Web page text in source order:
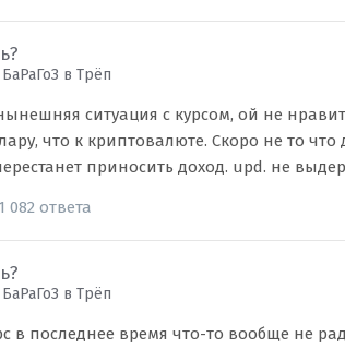
вТрёп
ситуация с курсом, ой не
что к криптовалюте. Скоро не то что
приносить доход. upd. не
082 ответа
вТрёп
в последнее время что-то вообще не